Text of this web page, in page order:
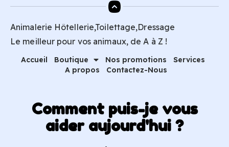
Animalerie Hôtellerie,Toilettage,Dressage
Le meilleur pour vos animaux, de A à Z !
Accueil Boutique Nos promotions
Services
A propos
Contactez-Nous
Comment puis-je vous
aider aujourd'hui ?